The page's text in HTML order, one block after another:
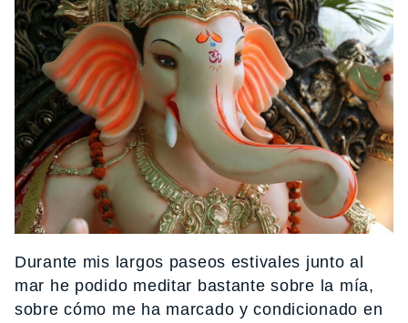
Durante mis largos paseos estivales junto al
mar he podido meditar bastante sobre la mía,
sobre cómo me ha marcado y condicionado en